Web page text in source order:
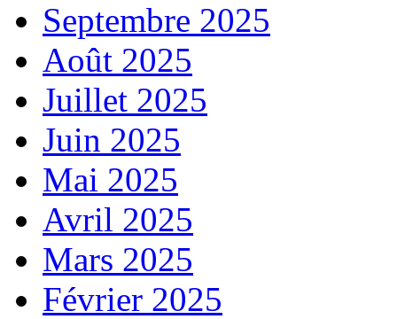
Septembre 2025
Août 2025
Juillet 2025
Juin 2025
Mai 2025
Avril 2025
Mars 2025
Février 2025